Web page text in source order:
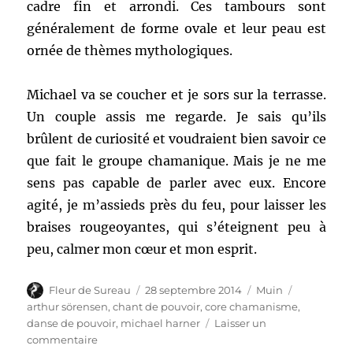
cadre fin et arrondi. Ces tambours sont
généralement de forme ovale et leur peau est
ornée de thèmes mythologiques.
Michael va se coucher et je sors sur la terrasse.
Un couple assis me regarde. Je sais qu’ils
brûlent de curiosité et voudraient bien savoir ce
que fait le groupe chamanique. Mais je ne me
sens pas capable de parler avec eux. Encore
agité, je m’assieds près du feu, pour laisser les
braises rougeoyantes, qui s’éteignent peu à
peu, calmer mon cœur et mon esprit.
Auteur
Fleur de Sureau
Publié
le
28 septembre 2014 Catégories
Muin
arthur sörensen,chant de pouvoir,core chamanisme,
danse de pouvoir, michael harner
Laisser un
commentairesur